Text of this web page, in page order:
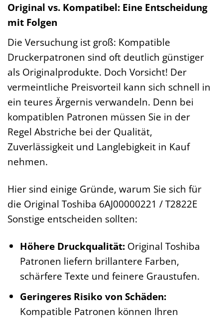
Original vs. Kompatibel: Eine Entscheidung
mit Folgen
Die Versuchung ist groß: Kompatible
Druckerpatronen sind oft deutlich günstiger
als Originalprodukte. Doch Vorsicht! Der
vermeintliche Preisvorteil kann sich schnell in
ein teures Ärgernis verwandeln. Denn bei
kompatiblen Patronen müssen Sie in der
Regel Abstriche bei der Qualität,
Zuverlässigkeit und Langlebigkeit in Kauf
nehmen.
Hier sind einige Gründe, warum Sie sich für
die Original Toshiba 6AJ00000221 / T2822E
Sonstige entscheiden sollten:
Höhere Druckqualität:Original Toshiba
Patronen liefern brillantere Farben,
schärfere Texte und feinere Graustufen.
Geringeres Risiko von Schäden:
Kompatible Patronen können Ihren